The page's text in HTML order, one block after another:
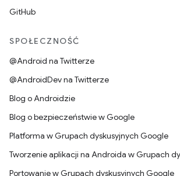
GitHub
SPOŁECZNOŚĆ
@Android na Twitterze
@AndroidDev na Twitterze
Blog o Androidzie
Blog o bezpieczeństwie w Google
Platforma w Grupach dyskusyjnych Google
Tworzenie aplikacji na Androida w Grupach
Portowanie w Grupach dyskusyjnych Google